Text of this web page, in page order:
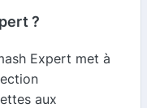
?
Expert met à
aux